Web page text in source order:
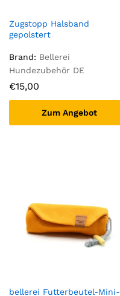
Zugstopp Halsband
gepolstert
Brand: Bellerei
Hundezubehör DE
€15,00
Zum Angebot
bellerei Futterbeutel-Mini-